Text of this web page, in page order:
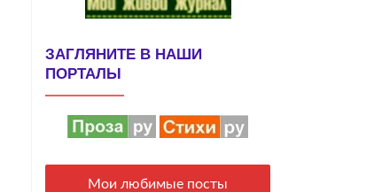
ЗАГЛЯНИТЕ В НАШИ
ПОРТАЛЫ
Мои любимые посты